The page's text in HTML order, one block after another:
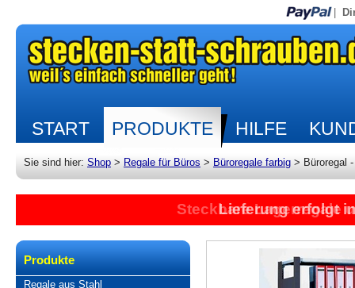
START PRODUKTE HILFE
Sie sind hier: Shop > Regale für Büros > Büroregale farbig > Büroregal
Steckbare Lagerregale
Lieferung erfolgt
Produkte
Regale aus Stahl